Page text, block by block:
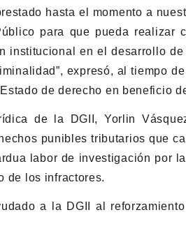
hasta el momento a
para que pueda realizar
institucional en el desarrollo
expresó, al tiempo
de derecho en beneficio
de la DGII, Yorlin
punibles tributarios que
labor de investigación por
de los infractores.
a la DGII al